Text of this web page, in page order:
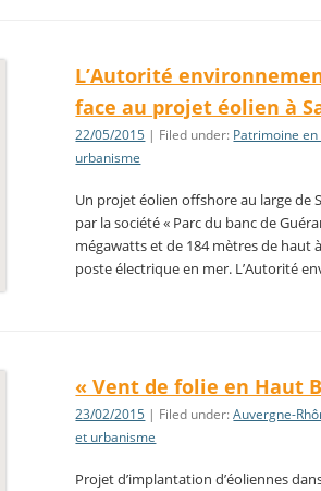
L’Autorité
face au projet éolien à
22/05/2015 | Filed under: Patrimoine
urbanisme
Un projet éolien offshore au large de
par la société « Parc du banc de
mégawatts et de 184 mètres de haut
poste électrique en mer. L’Autorité
« Vent de folie en Haut
23/02/2015 | Filed under:Auvergne-
et urbanisme
Projet d’implantation d’éoliennes